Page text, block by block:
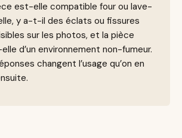
est-elle compatible four ou lave-
y a-t-il des éclats ou fissures
sur les photos, et la pièce
d’un environnement non-fumeur.
changent l’usage qu’on en